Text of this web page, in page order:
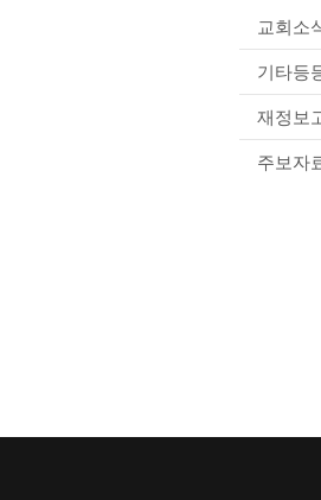
교회소
기타등
재정보
주보자